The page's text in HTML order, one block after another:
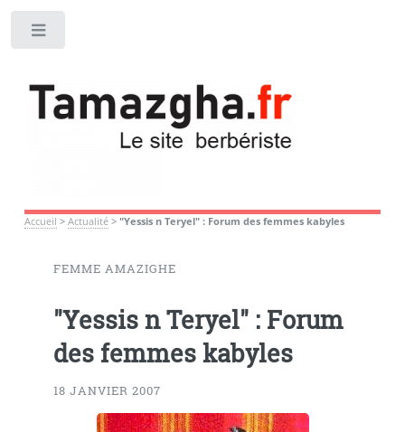
Accueil > Actualité> "Yessis n Teryel" : Forum des femmes kabyles
FEMME AMAZIGHE
"Yessis n Teryel" : Forum
des femmes kabyles
18 JANVIER 2007